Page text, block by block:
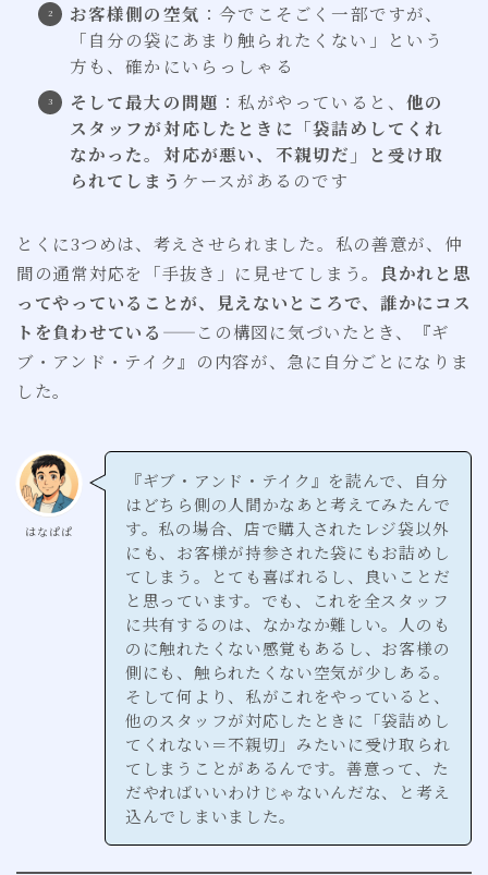
お客様側の空気 ：今でこそごく一部ですが、
「自分の袋にあまり触られたくない」という
方も、確かにいらっしゃる
そして最大の問題 ：私がやっていると、他の
スタッフが対応したときに「袋詰めしてくれ
なかった。対応が悪い、不親切だ」と受け取
られてしまう ケースがあるのです
とくに3つめは、考えさせられました。私の善意が、仲
間の通常対応を「手抜き」に見せてしまう。
良かれと思
ってやっていることが、見えないところで、誰かにコス
トを負わせている ——この構図に気づいたとき、『ギ
ブ・アンド・テイク』の内容が、急に自分ごとになりま
した。
はなぱぱ
『ギブ・アンド・テイク』を読んで、自分
はどちら側の人間かなあと考えてみたんで
す。私の場合、店で購入されたレジ袋以外
にも、お客様が持参された袋にもお詰めし
てしまう。とても喜ばれるし、良いことだ
と思っています。でも、これを全スタッフ
に共有するのは、なかなか難しい。人のも
のに触れたくない感覚もあるし、お客様の
側にも、触られたくない空気が少しある。
そして何より、私がこれをやっていると、
他のスタッフが対応したときに「袋詰めし
てくれない＝不親切」みたいに受け取られ
てしまうことがあるんです。善意って、た
だやればいいわけじゃないんだな、と考え
込んでしまいました。